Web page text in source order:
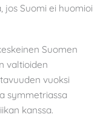
jos Suomi ei huomioi
Suomen
valtioiden
vuoksi
symmetriassa
kanssa.